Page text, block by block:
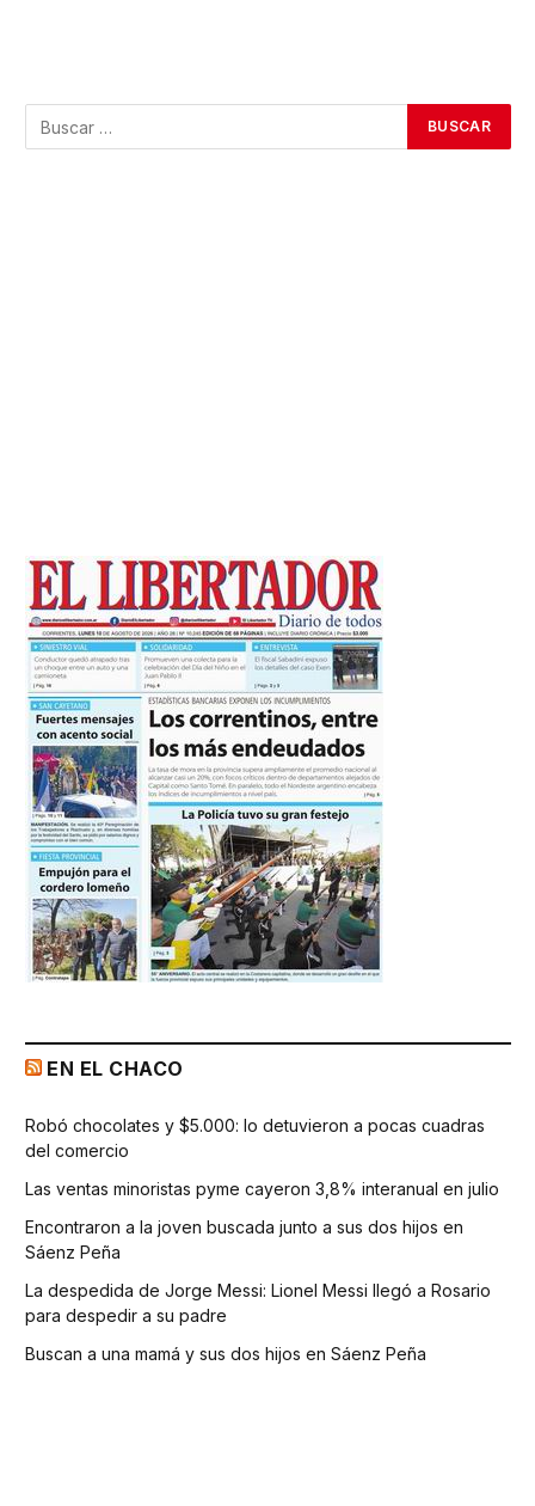
EN EL CHACO
Robó chocolates y $5.000: lo detuvieron a pocas cuadras
del comercio
Las ventas minoristas pyme cayeron 3,8% interanual en julio
Encontraron a la joven buscada junto a sus dos hijos en
Sáenz Peña
La despedida de Jorge Messi: Lionel Messi llegó a Rosario
para despedir a su padre
Buscan a una mamá y sus dos hijos en Sáenz Peña